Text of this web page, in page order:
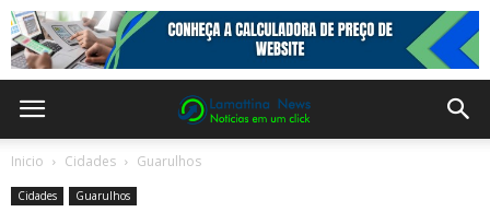
Inicio Cidades Guarulhos
Cidades Guarulhos